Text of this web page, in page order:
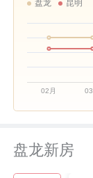
盘龙新房